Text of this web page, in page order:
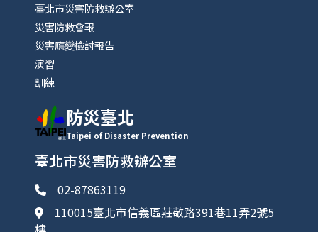
臺北市災害防救辦公室
災害防救會報
災害應變檢討報告
演習
訓練
防災臺北
Taipei of Disaster Prevention
臺北市災害防救辦公室
02-87863119
110015臺北市信義區莊敬路391巷11弄2號5